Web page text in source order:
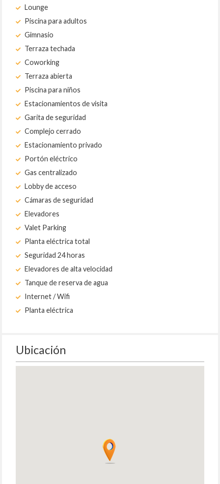
Lounge
Piscina para adultos
Gimnasio
Terraza techada
Coworking
Terraza abierta
Piscina para niños
Estacionamientos de visita
Garita de seguridad
Complejo cerrado
Estacionamiento privado
Portón eléctrico
Gas centralizado
Lobby de acceso
Cámaras de seguridad
Elevadores
Valet Parking
Planta eléctrica total
Seguridad 24 horas
Elevadores de alta velocidad
Tanque de reserva de agua
Internet / Wifi
Planta eléctrica
Ubicación